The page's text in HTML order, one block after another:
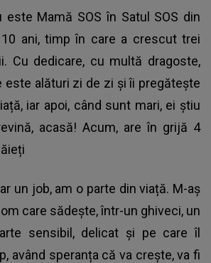
este Mamă SOS în Satul SOS din
ani, timp în care a crescut trei
Cu dedicare, cu multă dragoste,
este alături zi de zi și îi pregătește
iar apoi, când sunt mari, ei știu
acasă! Acum, are în grijă 4
un job, am o parte din viață. M-aș
care sădește, într-un ghiveci, un
sensibil, delicat și pe care îl
având speranța că va crește, va fi